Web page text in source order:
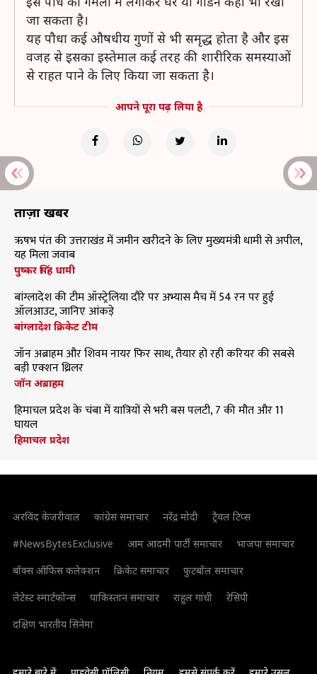
जा सकता है।
यह पौधा कई औषधीय गुणों से भी समृद्ध होता है और इस
वजह से इसका इस्तेमाल कई तरह की शारीरिक समस्याओं
से राहत पाने के लिए किया जा सकता है।
आपने पूरा पढ़ लिया है
ताज़ा खबरें
ऋषभ पंत की उत्तराखंड में जमीन खरीदने के लिए मुख्यमंत्री धामी से अपील,
यह मिला जवाब
पुष्कर सिंह धामी
बांग्लादेश की टीम ऑस्ट्रेलिया दौरे पर अभ्यास मैच में 54 रन पर हुई
ऑलआउट, जानिए आंकड़े
बांग्लादेश क्रिकेट टीम
जॉन अब्राहम और शिवम नायर फिर साथ, तैयार हो रही करियर की सबसे
बड़ी एक्शन थ्रिलर
जॉन अब्राहम
हिमाचल प्रदेश के चंबा में यात्रियों से भरी बस पलटी, 7 की मौत और 11
घायल
हिमाचल प्रदेश
अरविंद केजरीवाल कांग्रेस समाचार नरेंद्र मोदी
ट्रैवल टिप्स
#NewsBytesExclusive
आम आदमी पार्टी समाचार
भाजपा समाचार
बॉक्स ऑफिस कलेक्शन
क्रिकेट समाचार
फुटबॉल समाचार
लेटेस्ट स्मार्टफोन्स
पाकिस्तान समाचार राहुल गांधी
रेसिपी
दक्षिण भारतीय सिनेमा